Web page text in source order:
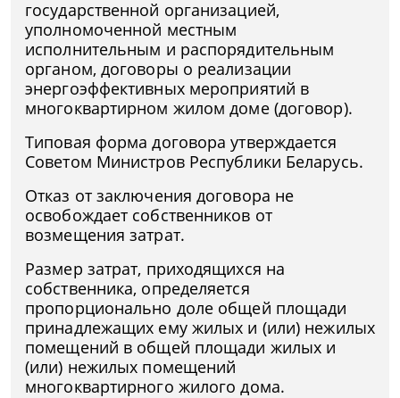
государственной организацией,
уполномоченной местным
исполнительным и распорядительным
органом, договоры о реализации
энергоэффективных мероприятий в
многоквартирном жилом доме (договор).
Типовая форма договора утверждается
Советом Министров Республики Беларусь.
Отказ от заключения договора не
освобождает собственников от
возмещения затрат.
Размер затрат, приходящихся на
собственника, определяется
пропорционально доле общей площади
принадлежащих ему жилых и (или) нежилых
помещений в общей площади жилых и
(или) нежилых помещений
многоквартирного жилого дома.